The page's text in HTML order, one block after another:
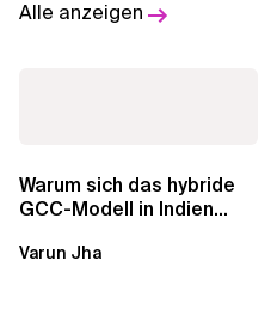
Alle anzeigen
Warum sich das hybride
GCC-Modell in Indien
Unternehmen den...
Varun Jha